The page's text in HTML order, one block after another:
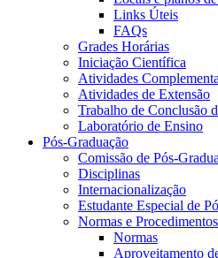
Links Úteis
FAQs
Grades Horárias
Iniciação Científica
Atividades
Atividades de Extensão
Trabalho de Conclusão
Laboratório de Ensino
Pós-Graduação
Comissão de Pós-
Disciplinas
Internacionalização
Estudante Especial de
Normas e Procedimentos
Normas
Aproveitamento